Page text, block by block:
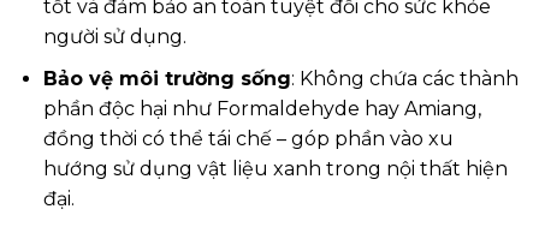
tốt và đảm bảo an toàn tuyệt đối cho sức khỏe
người sử dụng.
Bảo vệ môi trường sống: Không chứa các thành
phần độc hại như Formaldehyde hay Amiang,
đồng thời có thể tái chế – góp phần vào xu
hướng sử dụng vật liệu xanh trong nội thất hiện
đại.